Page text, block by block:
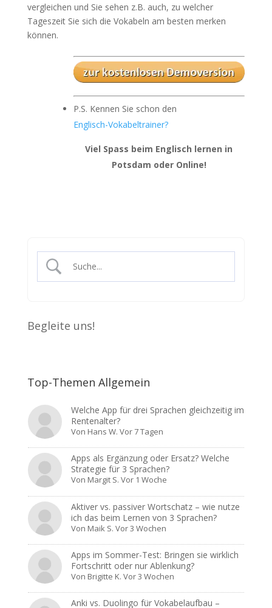
vergleichen und Sie sehen z.B. auch, zu welcher
Tageszeit Sie sich die Vokabeln am besten merken
können.
P.S. Kennen Sie schon den
Englisch-Vokabeltrainer?
Viel Spass beim Englisch lernen in
Potsdam oder Online!
Begleite uns!
Top-Themen Allgemein
Welche App für drei Sprachen gleichzeitig im
Rentenalter?
Von Hans W. Vor 7 Tagen
Apps als Ergänzung oder Ersatz? Welche
Strategie für 3 Sprachen?
Von Margit S. Vor 1 Woche
Aktiver vs. passiver Wortschatz – wie nutze
ich das beim Lernen von 3 Sprachen?
Von Maik S. Vor 3 Wochen
Apps im Sommer-Test: Bringen sie wirklich
Fortschritt oder nur Ablenkung?
Von Brigitte K. Vor 3 Wochen
Anki vs. Duolingo für Vokabelaufbau –